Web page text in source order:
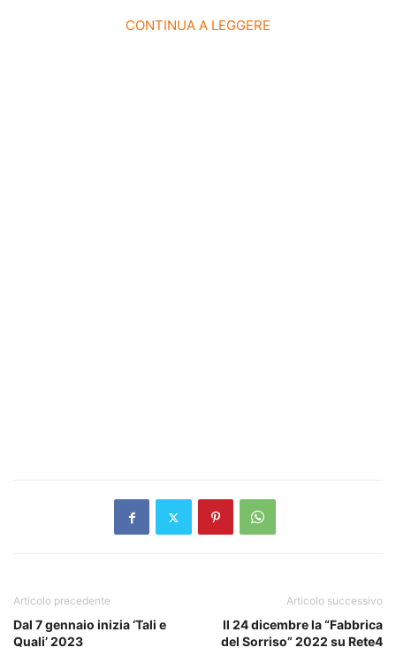
CONTINUA A LEGGERE
Articolo precedente
Dal 7 gennaio inizia ‘Tali e
Quali’ 2023
Articolo successivo
Il 24 dicembre la “Fabbrica
del Sorriso” 2022 su Rete4